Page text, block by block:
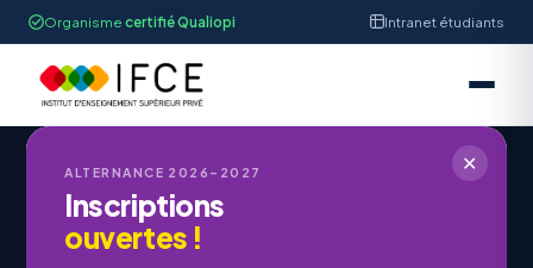
Organisme certifié Qualiopi Intranet étudiants
✕
ALTERNANCE 2026–2027
Inscriptions
ouvertes !
Candidature à une offre d’emploi